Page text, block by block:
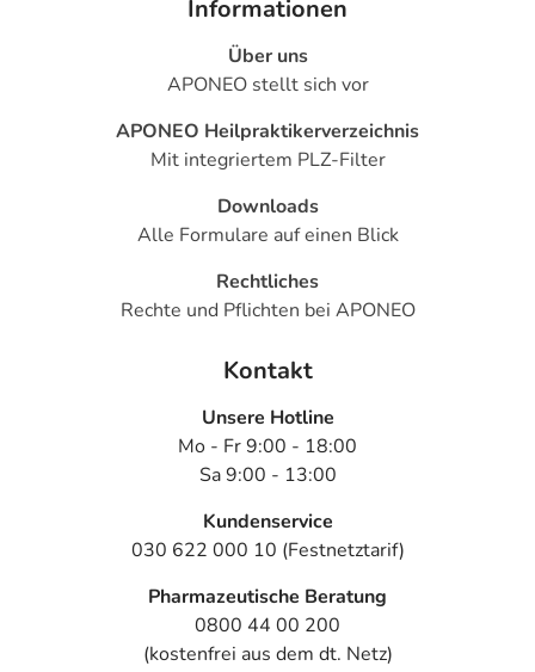
Informationen
Über uns
APONEO stellt sich vor
APONEO Heilpraktikerverzeichnis
Mit integriertem PLZ-Filter
Downloads
Alle Formulare auf einen Blick
Rechtliches
Rechte und Pflichten bei APONEO
Kontakt
Unsere Hotline
Mo - Fr 9:00 - 18:00
Sa 9:00 - 13:00
Kundenservice
030 622 000 10 (Festnetztarif)
Pharmazeutische Beratung
0800 44 00 200
(kostenfrei aus dem dt. Netz)